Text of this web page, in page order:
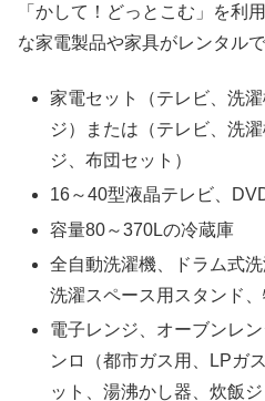
「かして！どっとこむ」を利
な家電製品や家具がレンタルで
家電セット（テレビ、洗
ジ）または（テレビ、洗
ジ、布団セット）
16～40型液晶テレビ、
容量80～370Lの冷蔵庫
全自動洗濯機、ドラム式
洗濯スペース用スタンド
電子レンジ、オーブンレ
ンロ（都市ガス用、LPガ
ット、湯沸かし器、炊飯